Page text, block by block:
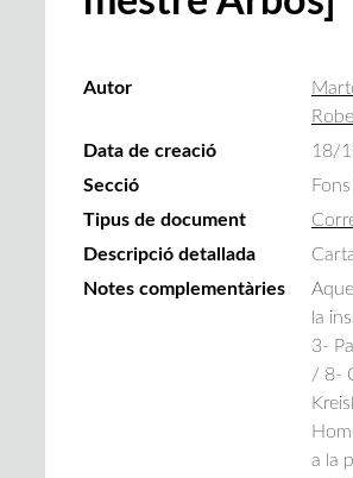
Autor
Data de creació
18/
Secció
Tipus de document
Descripció detallada
Notes complementàries
la
3-
/ 8-
a la